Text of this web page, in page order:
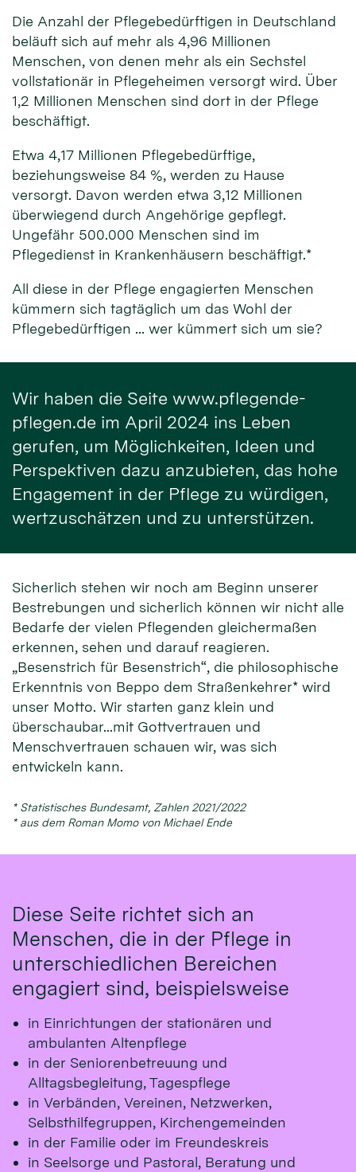
Die Anzahl der Pflegebedürftigen in Deutschland
beläuft sich auf mehr als 4,96 Millionen
Menschen, von denen mehr als ein Sechstel
vollstationär in Pflegeheimen versorgt wird. Über
1,2 Millionen Menschen sind dort in der Pflege
beschäftigt.
Etwa 4,17 Millionen Pflegebedürftige,
beziehungsweise 84 %, werden zu Hause
versorgt. Davon werden etwa 3,12 Millionen
überwiegend durch Angehörige gepflegt.
Ungefähr 500.000 Menschen sind im
Pflegedienst in Krankenhäusern beschäftigt.*
All diese in der Pflege engagierten Menschen
kümmern sich tagtäglich um das Wohl der
Pflegebedürftigen … wer kümmert sich um sie?
Wir haben die Seite www.pflegende-
pflegen.de im April 2024 ins Leben
gerufen, um Möglichkeiten, Ideen und
Perspektiven dazu anzubieten, das hohe
Engagement in der Pflege zu würdigen,
wertzuschätzen und zu unterstützen.
Sicherlich stehen wir noch am Beginn unserer
Bestrebungen und sicherlich können wir nicht alle
Bedarfe der vielen Pflegenden gleichermaßen
erkennen, sehen und darauf reagieren.
„Besenstrich für Besenstrich“, die philosophische
Erkenntnis von Beppo dem Straßenkehrer* wird
unser Motto. Wir starten ganz klein und
überschaubar...mit Gottvertrauen und
Menschvertrauen schauen wir, was sich
entwickeln kann.
* Statistisches Bundesamt, Zahlen 2021/2022
* aus dem Roman Momo von Michael Ende
Diese Seite richtet sich an
Menschen, die in der Pflege in
unterschiedlichen Bereichen
engagiert sind, beispielsweise
in Einrichtungen der stationären und
ambulanten Altenpflege
in der Seniorenbetreuung und
Alltagsbegleitung, Tagespflege
in Verbänden, Vereinen, Netzwerken,
Selbsthilfegruppen, Kirchengemeinden
in der Familie oder im Freundeskreis
in Seelsorge und Pastoral, Beratung und